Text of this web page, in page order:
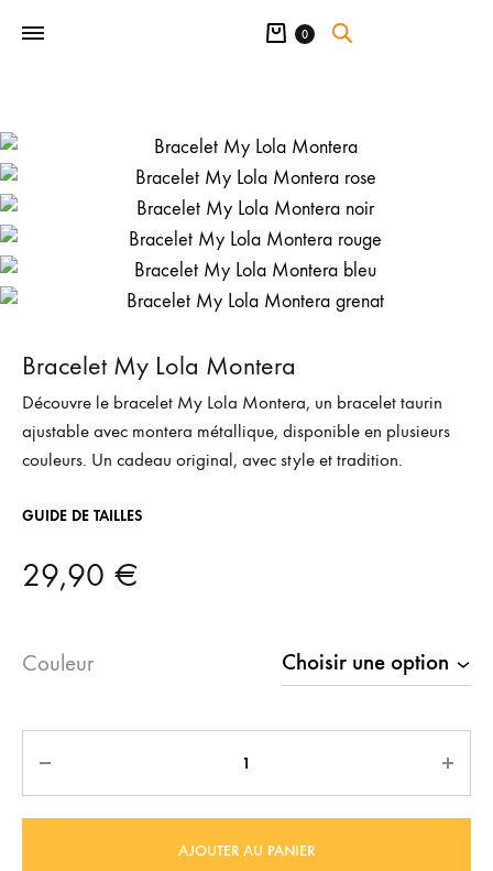
Panier
0
Bracelet My Lola Montera
Découvre le bracelet My Lola Montera, un bracelet taurin
ajustable avec montera métallique, disponible en plusieurs
couleurs. Un cadeau original, avec style et tradition.
GUIDE DE TAILLES
29,90 €
Couleur
AJOUTER AU PANIER